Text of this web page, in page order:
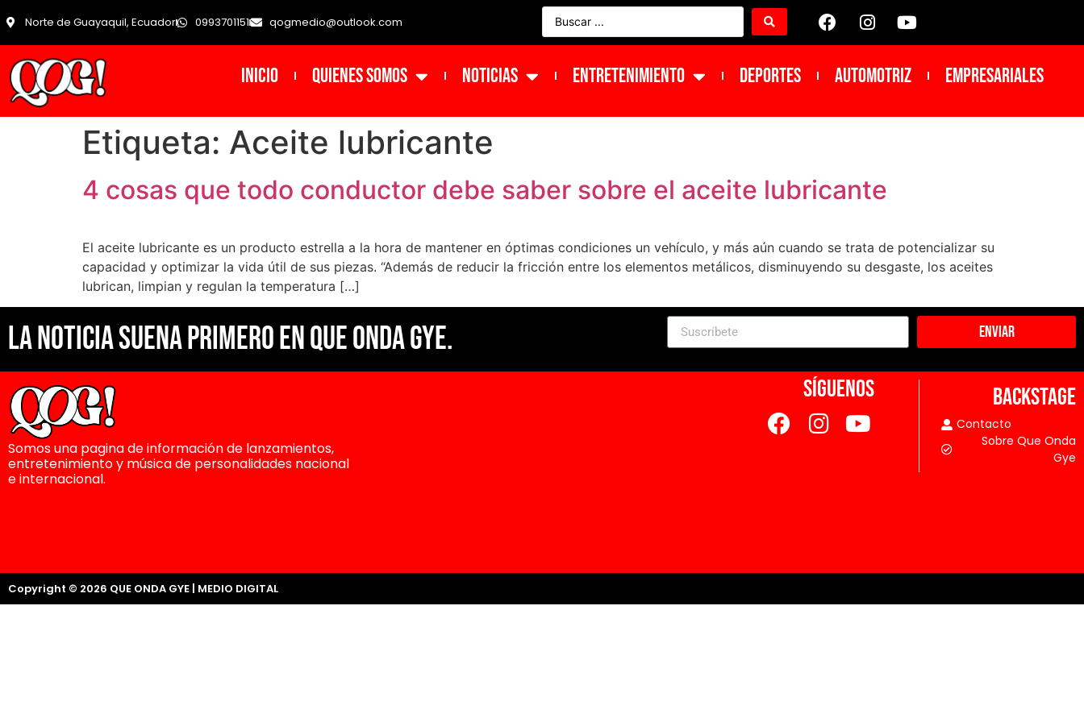
Norte de Guayaquil, Ecuador 0993701151 qogmedio@outlook.com
INICIO Quienes Somos NOTICIAS ENTRETENIMIENTO DEPORTES Automotriz Empresariales
Etiqueta: Aceite lubricante
4 cosas que todo conductor debe saber sobre el aceite lubricante
El aceite lubricante es un producto estrella a la hora de mantener en óptimas condiciones un vehículo, y más aún cuando se trata de potencializar su
capacidad y optimizar la vida útil de sus piezas. “Además de reducir la fricción entre los elementos metálicos, disminuyendo su desgaste, los aceites
lubrican, limpian y regulan la temperatura […]
La noticia suena primero en Que Onda Gye. Enviar
Somos una pagina de información de lanzamientos,
entretenimiento y música de personalidades nacional
e internacional.
SÍGUENOS BACKSTAGE
Contacto
Sobre Que Onda
Gye
Copyright © 2026 QUE ONDA GYE | MEDIO DIGITAL